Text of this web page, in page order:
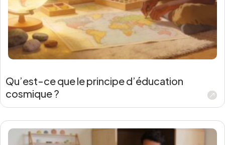
Qu’est-ce que le principe d’éducation
cosmique ?